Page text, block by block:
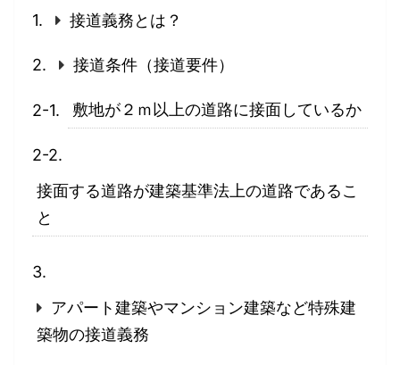
接道義務とは？
接道条件（接道要件）
敷地が２ｍ以上の道路に接面しているか
接面する道路が建築基準法上の道路であるこ
と
アパート建築やマンション建築など特殊建
築物の接道義務